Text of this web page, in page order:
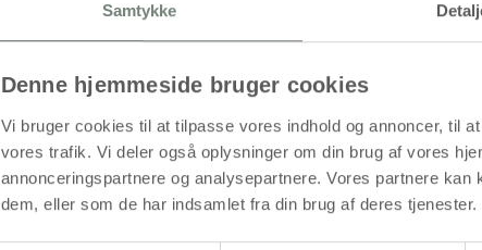
Samtykke
Denne hjemmeside bruger cookies
Vi bruger cookies til at tilpasse vores indhold og annoncer, til
vores trafik. Vi deler også oplysninger om din brug af vores
annonceringspartnere og analysepartnere. Vores partnere
dem, eller som de har indsamlet fra din brug af deres tjenester.